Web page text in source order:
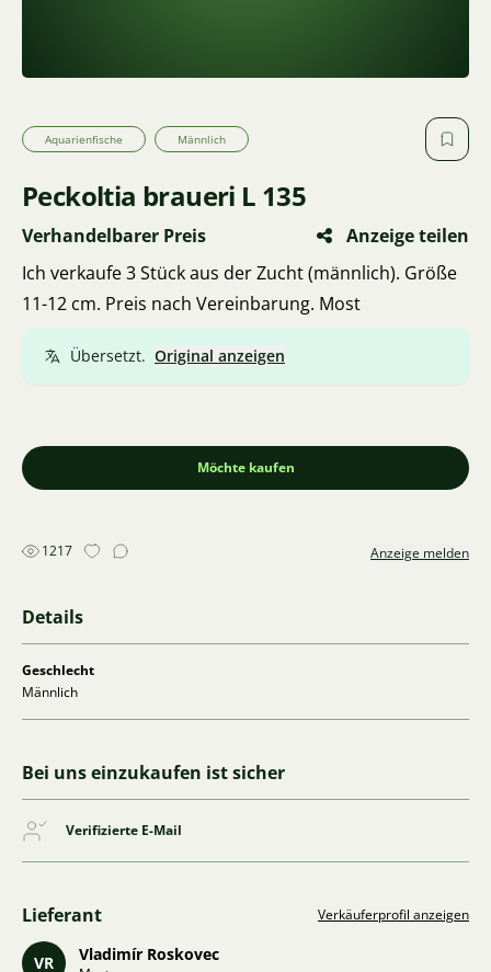
Aquarienfische Männlich
Peckoltia braueri L 135
Verhandelbarer Preis
Anzeige teilen
Ich verkaufe 3 Stück aus der Zucht (männlich). Größe
11-12 cm. Preis nach Vereinbarung. Most
Übersetzt. Original anzeigen
Möchte kaufen
1217 Anzeige melden
Details
Geschlecht
Männlich
Bei uns einzukaufen ist sicher
Verifizierte E-Mail
Lieferant Verkäuferprofil anzeigen
VR Vladimír Roskovec